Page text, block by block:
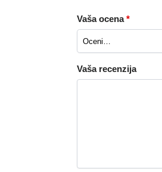
Vaša ocena*
Vaša recenzija